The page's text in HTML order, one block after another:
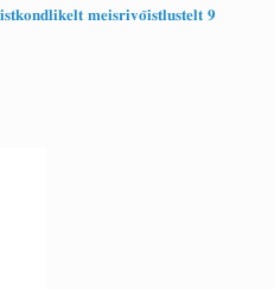
𝐦𝐞𝐢𝐬𝐫𝐢𝐯𝐨̃𝐢𝐬𝐭𝐥𝐮𝐬𝐭𝐞𝐥𝐭 𝟗